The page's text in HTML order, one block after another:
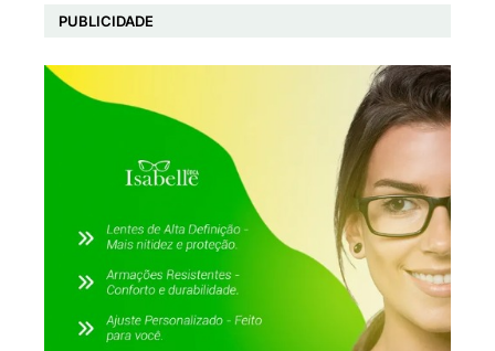
PUBLICIDADE